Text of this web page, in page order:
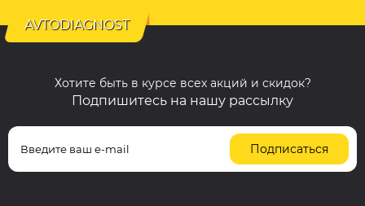
AVTODIAGNOST
Хотите быть в курсе всех акций и скидок?
Подпишитесь на нашу рассылку
Подписаться